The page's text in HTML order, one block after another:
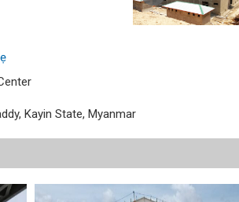
Kayin State, Myanmar